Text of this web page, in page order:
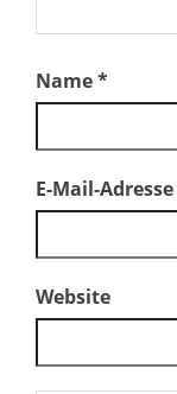
Name*
E-Mail-Adresse
Website